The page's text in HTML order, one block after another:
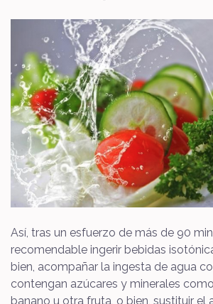
Así, tras un esfuerzo de más de 90
recomendable ingerir bebidas
bien, acompañar la ingesta de agua
contengan azúcares y minerales
banano u otra fruta, o bien, sustituir el